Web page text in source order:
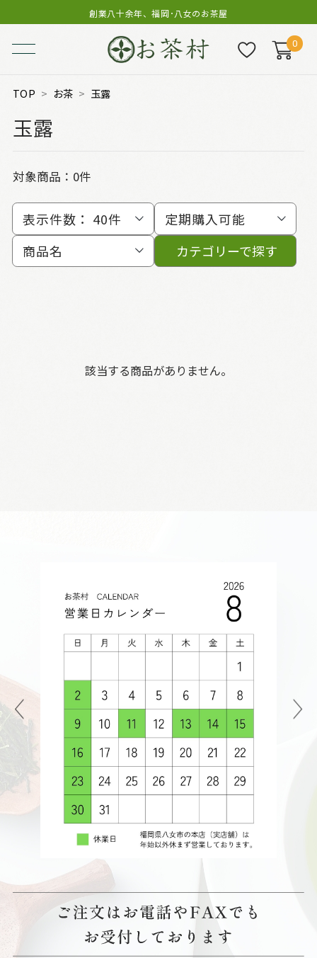
創業八十余年、福岡･八女のお茶屋
0
TOP お茶 玉露
玉露
対象商品：0件
表示件数： 40件
定期購入可能
商品名
カテゴリーで探す
該当する商品がありません。